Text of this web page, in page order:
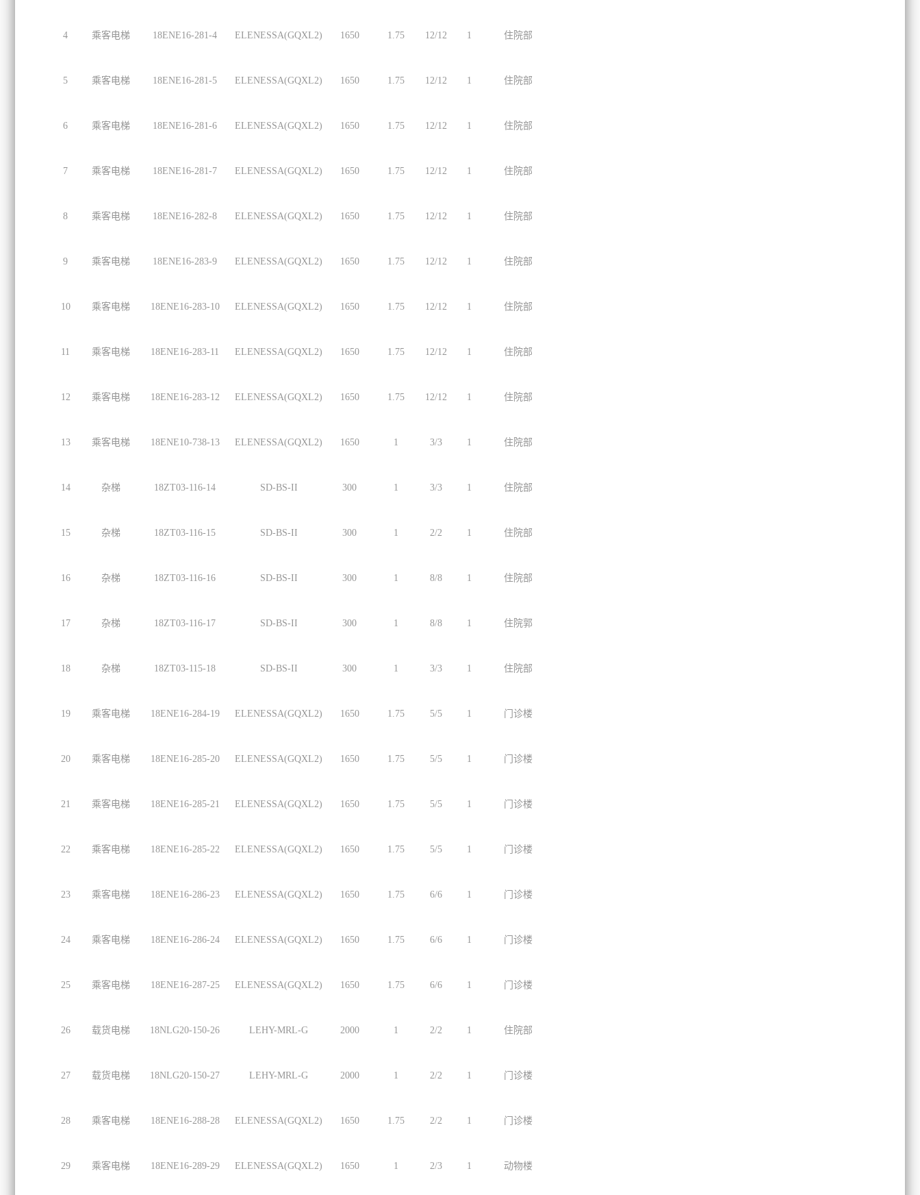
4 乘客电梯 18ENE16-281-4 ELENESSA(GQXL2) 1650 1.75 12/12 1 住院部
5 乘客电梯 18ENE16-281-5 ELENESSA(GQXL2) 1650 1.75 12/12 1 住院部
6 乘客电梯 18ENE16-281-6 ELENESSA(GQXL2) 1650 1.75 12/12 1 住院部
7 乘客电梯 18ENE16-281-7 ELENESSA(GQXL2) 1650 1.75 12/12 1 住院部
8 乘客电梯 18ENE16-282-8 ELENESSA(GQXL2) 1650 1.75 12/12 1 住院部
9 乘客电梯 18ENE16-283-9 ELENESSA(GQXL2) 1650 1.75 12/12 1 住院部
10 乘客电梯 18ENE16-283-10 ELENESSA(GQXL2) 1650 1.75 12/12 1 住院部
11 乘客电梯 18ENE16-283-11 ELENESSA(GQXL2) 1650 1.75 12/12 1 住院部
12 乘客电梯 18ENE16-283-12 ELENESSA(GQXL2) 1650 1.75 12/12 1 住院部
13 乘客电梯 18ENE10-738-13 ELENESSA(GQXL2) 1650 1 3/3 1 住院部
14 杂梯 18ZT03-116-14 SD-BS-II 300 1 3/3 1 住院部
15 杂梯 18ZT03-116-15 SD-BS-II 300 1 2/2 1 住院部
16 杂梯 18ZT03-116-16 SD-BS-II 300 1 8/8 1 住院部
17 杂梯 18ZT03-116-17 SD-BS-II 300 1 8/8 1 住院郭
18 杂梯 18ZT03-115-18 SD-BS-II 300 1 3/3 1 住院部
19 乘客电梯 18ENE16-284-19 ELENESSA(GQXL2) 1650 1.75 5/5 1 门诊楼
20 乘客电梯 18ENE16-285-20 ELENESSA(GQXL2) 1650 1.75 5/5 1 门诊楼
21 乘客电梯 18ENE16-285-21 ELENESSA(GQXL2) 1650 1.75 5/5 1 门诊楼
22 乘客电梯 18ENE16-285-22 ELENESSA(GQXL2) 1650 1.75 5/5 1 门诊楼
23 乘客电梯 18ENE16-286-23 ELENESSA(GQXL2) 1650 1.75 6/6 1 门诊楼
24 乘客电梯 18ENE16-286-24 ELENESSA(GQXL2) 1650 1.75 6/6 1 门诊楼
25 乘客电梯 18ENE16-287-25 ELENESSA(GQXL2) 1650 1.75 6/6 1 门诊楼
26 载货电梯 18NLG20-150-26 LEHY-MRL-G 2000 1 2/2 1 住院部
27 载货电梯 18NLG20-150-27 LEHY-MRL-G 2000 1 2/2 1 门诊楼
28 乘客电梯 18ENE16-288-28 ELENESSA(GQXL2) 1650 1.75 2/2 1 门诊楼
29 乘客电梯 18ENE16-289-29 ELENESSA(GQXL2) 1650 1 2/3 1 动物楼